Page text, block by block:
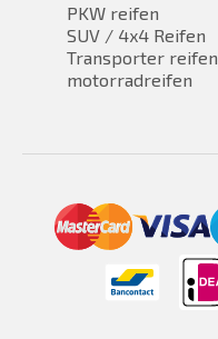
PKW reifen
SUV / 4x4 Reifen
Transporter reifen
motorradreifen